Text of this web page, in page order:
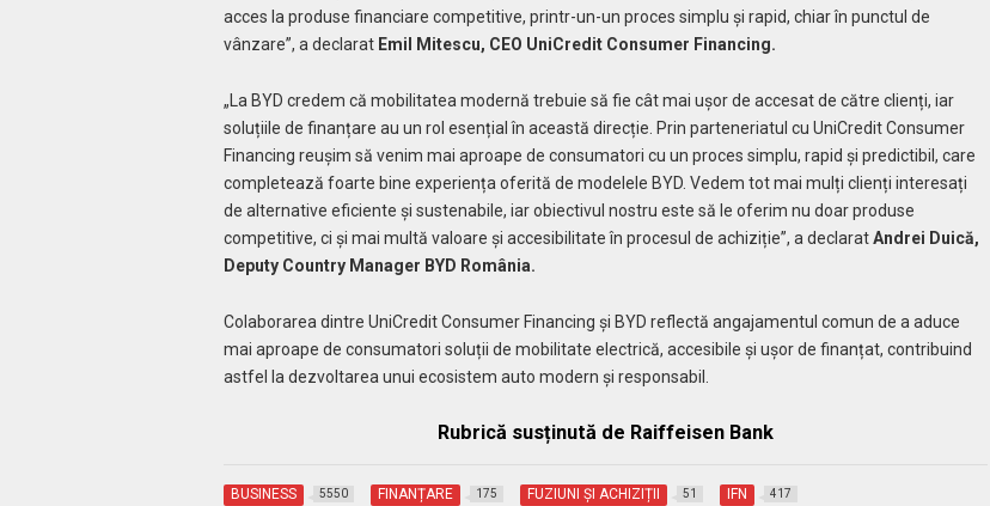
acces la produse financiare competitive, printr-un-un proces simplu și rapid, chiar în punctul de
vânzare”, a declarat Emil Mitescu, CEO UniCredit Consumer Financing.
„La BYD credem că mobilitatea modernă trebuie să fie cât mai ușor de accesat de către clienți, iar
soluțiile de finanțare au un rol esențial în această direcție. Prin parteneriatul cu UniCredit Consumer
Financing reușim să venim mai aproape de consumatori cu un proces simplu, rapid și predictibil, care
completează foarte bine experiența oferită de modelele BYD. Vedem tot mai mulți clienți interesați
de alternative eficiente și sustenabile, iar obiectivul nostru este să le oferim nu doar produse
competitive, ci și mai multă valoare și accesibilitate în procesul de achiziție”, a declaratAndrei Duică,
Deputy Country Manager BYD România.
Colaborarea dintre UniCredit Consumer Financing și BYD reflectă angajamentul comun de a aduce
mai aproape de consumatori soluții de mobilitate electrică, accesibile și ușor de finanțat, contribuind
astfel la dezvoltarea unui ecosistem auto modern și responsabil.
Rubrică susținută de Raiffeisen Bank
BUSINESS 5550 FINANȚARE 175 FUZIUNI ȘI ACHIZIȚII 51 IFN 417